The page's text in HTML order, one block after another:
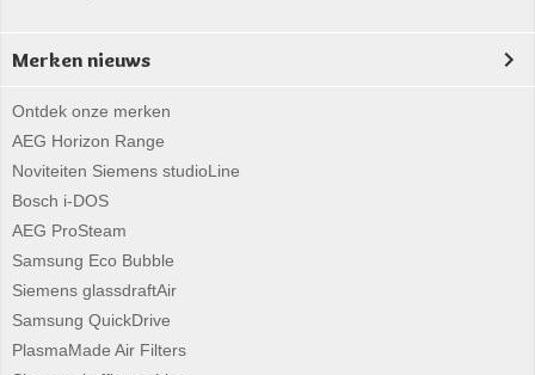
Merken nieuws
Ontdek onze merken
AEG Horizon Range
Noviteiten Siemens studioLine
Bosch i-DOS
AEG ProSteam
Samsung Eco Bubble
Siemens glassdraftAir
Samsung QuickDrive
PlasmaMade Air Filters